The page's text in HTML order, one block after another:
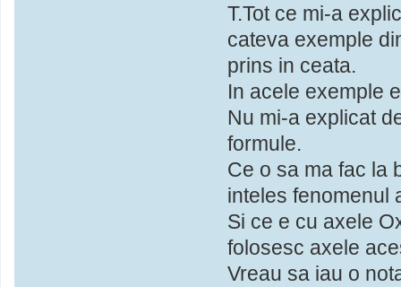
T.Tot ce mi-a
cateva exemple
prins in ceata.
In acele exemple
Nu mi-a explicat
formule.
Ce o sa ma fac la
inteles fenomenul
Si ce e cu axele
folosesc axele
Vreau sa iau o